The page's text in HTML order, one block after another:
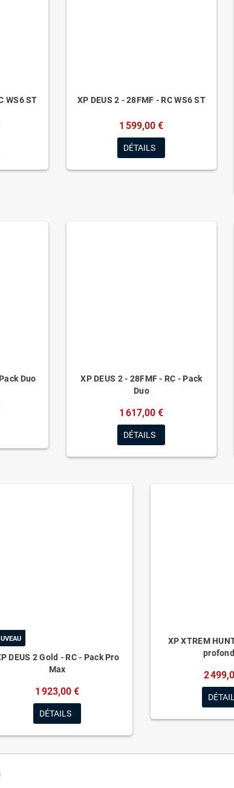
WS6 ST XP DEUS 2 - 28FMF - RC WS6 ST
1 599,00 €
DÉTAILS
Duo
XP DEUS 2 - 28FMF - RC - Pack
Duo
1 617,00 €
DÉTAILS
DEUS 2 Gold - RC - Pack Pro
Max
1 923,00 €
DÉTAILS
XP XTREM
2